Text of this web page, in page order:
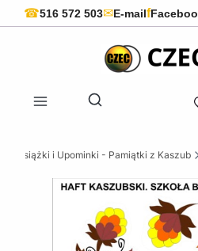
☎516 572 503✉E-mailf
Otwórz wyszukiwarkę
Książki i Upominki - Pamiątki z Kaszub